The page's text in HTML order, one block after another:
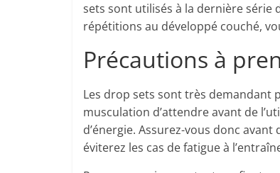
sets sont utilisés à la dernière série
répétitions au développé couché,
Précautions à
Les drop sets sont très demandant
musculation d’attendre avant de
d’énergie. Assurez-vous donc
éviterez les cas de fatigue à